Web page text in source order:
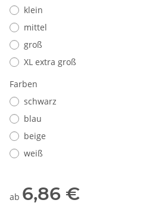
klein
mittel
groß
XL extra groß
Farben
schwarz
blau
beige
weiß
ab 6,86 €